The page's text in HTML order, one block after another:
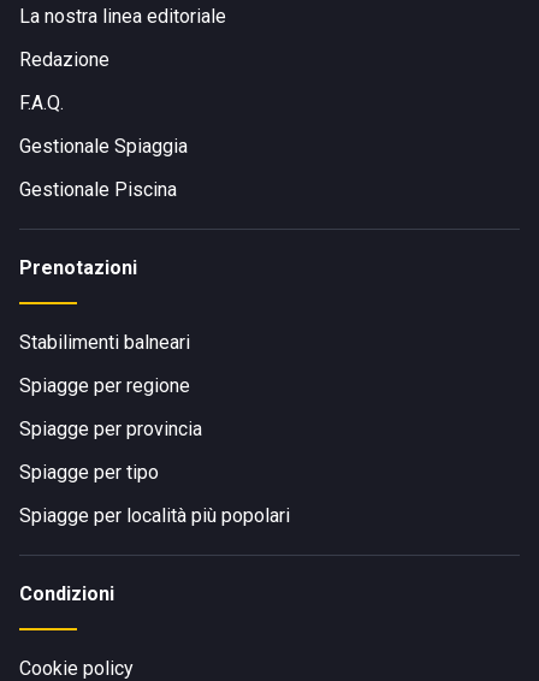
La nostra linea editoriale
Redazione
F.A.Q.
Gestionale Spiaggia
Gestionale Piscina
Prenotazioni
Stabilimenti balneari
Spiagge per regione
Spiagge per provincia
Spiagge per tipo
Spiagge per località più popolari
Condizioni
Cookie policy